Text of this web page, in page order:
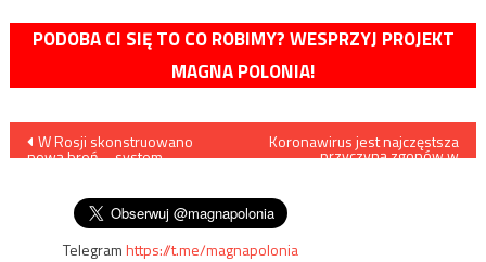
PODOBA CI SIĘ TO CO ROBIMY? WESPRZYJ PROJEKT
MAGNA POLONIA!
Nawigacja
W Rosji skonstruowano
nową broń – system
Koronawirus jest najczęstsza
przyczyną zgonów w
Telegramhttps://t.me/magnapolonia